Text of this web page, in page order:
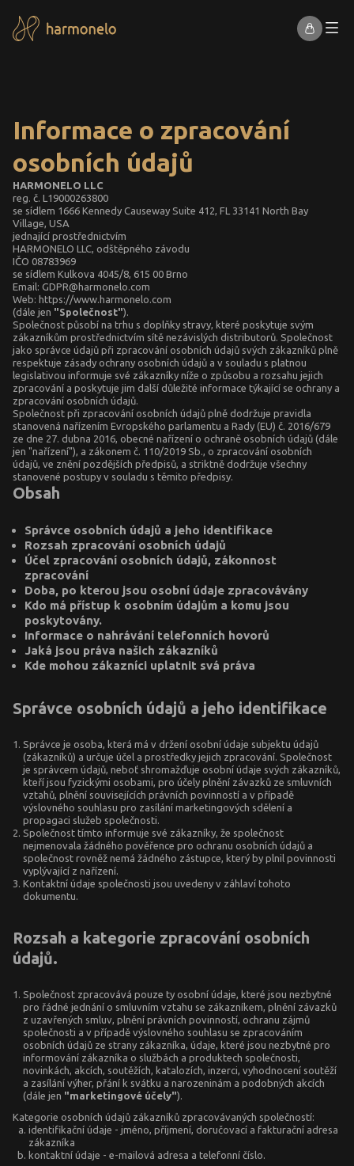
Informace o zpracování
osobních údajů
HARMONELO LLC
reg. č. L19000263800
se sídlem 1666 Kennedy Causeway Suite 412, FL 33141 North Bay
Village, USA
jednající prostřednictvím
HARMONELO LLC, odštěpného závodu
IČO 08783969
se sídlem Kulkova 4045/8, 615 00 Brno
Email: GDPR@harmonelo.com
Web: https://www.harmonelo.com
(dále jen "Společnost").
Společnost působí na trhu s doplňky stravy, které poskytuje svým
zákazníkům prostřednictvím sítě nezávislých distributorů. Společnost
jako správce údajů při zpracování osobních údajů svých zákazníků plně
respektuje zásady ochrany osobních údajů a v souladu s platnou
legislativou informuje své zákazníky níže o způsobu a rozsahu jejich
zpracování a poskytuje jim další důležité informace týkající se ochrany a
zpracování osobních údajů.
Společnost při zpracování osobních údajů plně dodržuje pravidla
stanovená nařízením Evropského parlamentu a Rady (EU) č. 2016/679
ze dne 27. dubna 2016, obecné nařízení o ochraně osobních údajů (dále
jen "nařízení"), a zákonem č. 110/2019 Sb., o zpracování osobních
údajů, ve znění pozdějších předpisů, a striktně dodržuje všechny
stanovené postupy v souladu s těmito předpisy.
Obsah
Správce osobních údajů a jeho identifikace
Rozsah zpracování osobních údajů
Účel zpracování osobních údajů, zákonnost
zpracování
Doba, po kterou jsou osobní údaje zpracovávány
Kdo má přístup k osobním údajům a komu jsou
poskytovány.
Informace o nahrávání telefonních hovorů
Jaká jsou práva našich zákazníků
Kde mohou zákazníci uplatnit svá práva
Správce osobních údajů a jeho identifikace
Správce je osoba, která má v držení osobní údaje subjektu údajů
(zákazníků) a určuje účel a prostředky jejich zpracování. Společnost
je správcem údajů, neboť shromažďuje osobní údaje svých zákazníků,
kteří jsou fyzickými osobami, pro účely plnění závazků ze smluvních
vztahů, plnění souvisejících právních povinností a v případě
výslovného souhlasu pro zasílání marketingových sdělení a
propagaci služeb společnosti.
Společnost tímto informuje své zákazníky, že společnost
nejmenovala žádného pověřence pro ochranu osobních údajů a
společnost rovněž nemá žádného zástupce, který by plnil povinnosti
vyplývající z nařízení.
Kontaktní údaje společnosti jsou uvedeny v záhlaví tohoto
dokumentu.
Rozsah a kategorie zpracování osobních
údajů.
Společnost zpracovává pouze ty osobní údaje, které jsou nezbytné
pro řádné jednání o smluvním vztahu se zákazníkem, plnění závazků
z uzavřených smluv, plnění právních povinností, ochranu zájmů
společnosti a v případě výslovného souhlasu se zpracováním
osobních údajů ze strany zákazníka, údaje, které jsou nezbytné pro
informování zákazníka o službách a produktech společnosti,
novinkách, akcích, soutěžích, katalozích, inzerci, vyhodnocení soutěží
a zasílání výher, přání k svátku a narozeninám a podobných akcích
(dále jen "marketingové účely").
Kategorie osobních údajů zákazníků zpracovávaných společností:
identifikační údaje - jméno, příjmení, doručovací a fakturační adresa
zákazníka
kontaktní údaje - e-mailová adresa a telefonní číslo.